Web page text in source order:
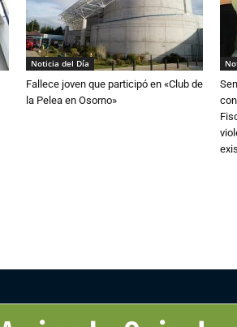
Noticia del Día
Fallece joven que participó en «Club de
la Pelea en Osorno»